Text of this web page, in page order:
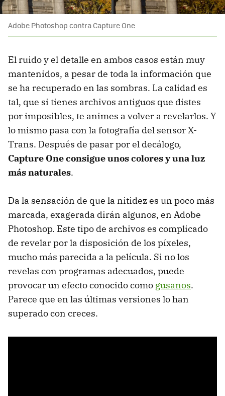
Adobe Photoshop contra Capture One
El ruido y el detalle en ambos casos están muy
mantenidos, a pesar de toda la información que
se ha recuperado en las sombras. La calidad es
tal, que si tienes archivos antiguos que distes
por imposibles, te animes a volver a revelarlos. Y
lo mismo pasa con la fotografía del sensor X-
Trans. Después de pasar por el decálogo,
Capture One consigue unos colores y una luz
más naturales.
Da la sensación de que la nitidez es un poco más
marcada, exagerada dirán algunos, en Adobe
Photoshop. Este tipo de archivos es complicado
de revelar por la disposición de los píxeles,
mucho más parecida a la película. Si no los
revelas con programas adecuados, puede
provocar un efecto conocido como gusanos.
Parece que en las últimas versiones lo han
superado con creces.